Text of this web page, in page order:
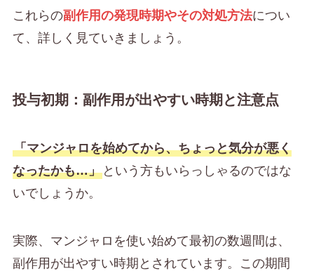
これらの副作用の発現時期やその対処方法につい
て、詳しく見ていきましょう。
投与初期：副作用が出やすい時期と注意点
「マンジャロを始めてから、ちょっと気分が悪く
なったかも…」という方もいらっしゃるのではな
いでしょうか。
実際、マンジャロを使い始めて最初の数週間は、
副作用が出やすい時期とされています。この期間